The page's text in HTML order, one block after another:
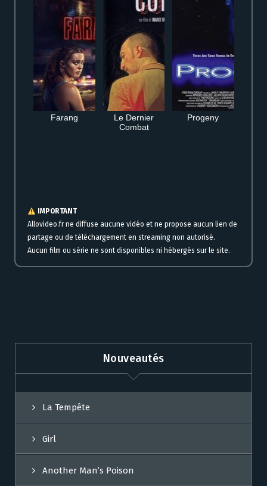
Farang
Le Dernier
Combat
Progeny
IMPORTANT
Allovideo.fr ne diffuse aucune vidéo et ne propose aucun lien de
partage ou de téléchargement en streaming non autorisé.
Aucun film ou série ne sont disponibles ni hébergés sur le site.
Nouveautés
La Tempête
Girl
Another Man’s Poison